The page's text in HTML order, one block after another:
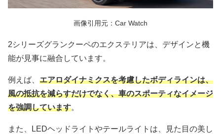
画像引用元：Car Watch
2シリーズグランクーペのエクステリアは、デザインと機
能が見事に融合しています。
例えば、 エアロダイナミクスを考慮したボディラインは、
風の抵抗を減らすだけでなく、車のスポーティなイメージ
を強調しています。
また、LEDヘッドライトやテールライトは、見た目の美し